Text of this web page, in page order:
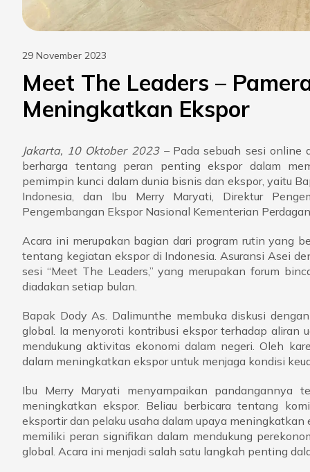
29 November 2023
Meet The Leaders –
Meningkatkan Ekspor
Jakarta, 10 Oktober 2023 –Pada sebuah sesi online
berharga tentang peran penting ekspor dalam
pemimpin kunci dalam dunia bisnis dan ekspor, yaitu
Indonesia, dan Ibu Merry Maryati, Direktur
Pengembangan Ekspor Nasional Kementerian
Acara ini merupakan bagian dari program rutin yang
tentang kegiatan ekspor di Indonesia. Asuransi Asei
sesi “Meet The Leaders,” yang merupakan forum
diadakan setiap bulan.
Bapak Dody As. Dalimunthe membuka diskusi
global. Ia menyoroti kontribusi ekspor terhadap aliran
mendukung aktivitas ekonomi dalam negeri. Oleh
dalam meningkatkan ekspor untuk menjaga kondisi
Ibu Merry Maryati menyampaikan pandangannya
meningkatkan ekspor. Beliau berbicara tentang
eksportir dan pelaku usaha dalam upaya
memiliki peran signifikan dalam mendukung
global. Acara ini menjadi salah satu langkah penting